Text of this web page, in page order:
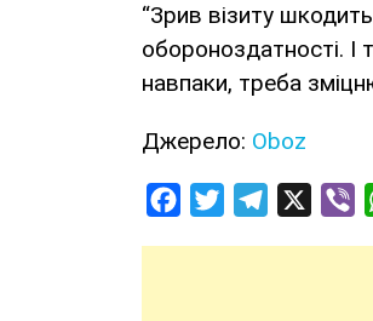
“Зрив візиту
обороноздатності. І
навпаки, треба
Джерело: Oboz
FacebookTwitterTelegram